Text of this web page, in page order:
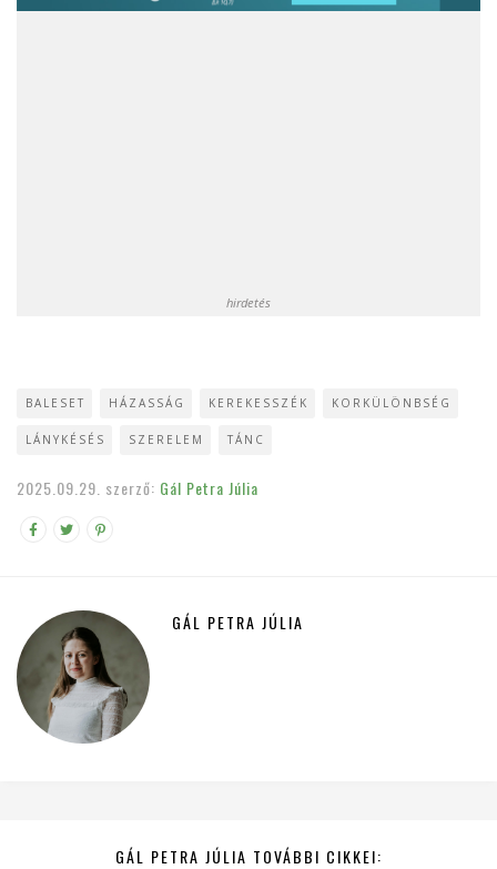
hirdetés
BALESET HÁZASSÁG KEREKESSZÉK KORKÜLÖNBSÉG
LÁNYKÉSÉS SZERELEM TÁNC
2025.09.29. szerző: Gál Petra Júlia
GÁL PETRA JÚLIA
GÁL PETRA JÚLIA TOVÁBBI CIKKEI: